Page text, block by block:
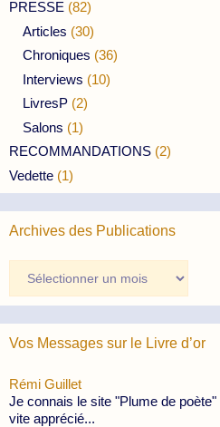
PRESSE (82)
Articles (30)
Chroniques (36)
Interviews (10)
LivresP (2)
Salons (1)
RECOMMANDATIONS (2)
Vedette (1)
Archives des Publications
des
Publications
Vos Messages sur le Livre d’or
Rémi Guillet
Je connais le site "Plume de
vite apprécié...